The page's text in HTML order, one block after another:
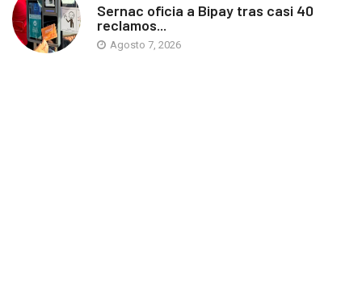
Sernac oficia a Bipay tras casi 40
reclamos...
Agosto 7, 2026